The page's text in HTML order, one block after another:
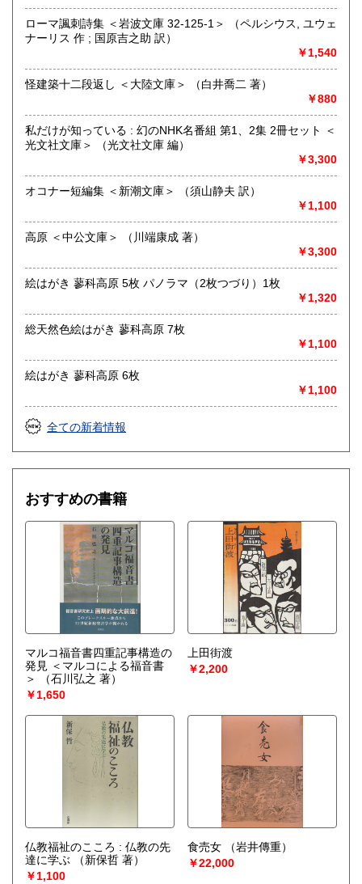
「日本の古本屋」で販売している古本は、隣りの「文化磁場
油や」で一部展示販売も春～秋にしています、堀辰雄、立原
道造、加藤周一などのゆかりの土地柄です。信州にお越しの
沿線名：しなの鉄道
営業時間：12:00〜17:00
定休日：火・水曜日(夏季:毎日営業、冬季:天気次第)
◇近隣であれば書籍の買取をしています。少数であれば店へ
の持ち込み、あるいは量が多い場合はまずは電話などで相談
買取が出来る本とそうでない本があります、メール・電話等
取り扱い分野
哲学宗教、歴史、社会科学、美術工芸、外国文学、趣味、サ
ブカルチャー、古書一般（その他）
ローマ諷刺詩集 ＜岩波文庫 32-125-1＞ （ペルシウス, ユウェ
ナーリス 作 ; 国原吉之助 訳）
￥1,540
怪建築十二段返し ＜大陸文庫＞ （白井喬二 著）
￥880
私だけが知っている : 幻のNHK名番組 第1、2集 2冊セット ＜
光文社文庫＞ （光文社文庫 編）
￥3,300
オコナー短編集 ＜新潮文庫＞ （須山静夫 訳）
￥1,100
高原 ＜中公文庫＞ （川端康成 著）
￥3,300
絵はがき 蓼科高原 5枚 パノラマ（2枚つづり）1枚
￥1,320
総天然色絵はがき 蓼科高原 7枚
￥1,100
絵はがき 蓼科高原 6枚
￥1,100
全ての新着情報
おすすめの書籍
マルコ福音書四重記事構造の
発見 ＜マルコによる福音書
＞
（石川弘之 著）
￥1,650
上田街渡
￥2,200
仏教福祉のこころ : 仏教の先
達に学ぶ
（新保哲 著）
￥1,100
食売女
（岩井傳重）
￥22,000